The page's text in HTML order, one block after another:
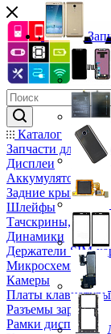
Каталог
Запчасти для
Дисплеи
Аккумуляторы
Задние крышки
Шлейфы
Тачскрины,
Динамики
Держатели SIM-
Микросхемы
Камеры
Платы клавиатуры
Разъемы зарядки
Рамки дисплея